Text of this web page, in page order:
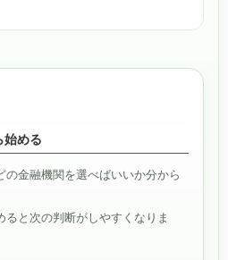
始める
の金融機関を選べばいいか分から
ると次の判断がしやすくなりま